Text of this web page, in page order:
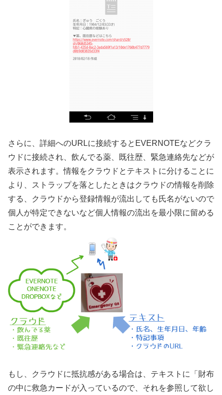
さらに、詳細へのURLに接続するとEVERNOTEなどクラ
ウドに接続され、飲んでる薬、既往歴、緊急連絡先などが
表示されます。情報をクラウドとテキストに分けることに
より、ストラップを落としたときはクラウドの情報を削除
する、クラウドから登録情報が流出しても氏名がないので
個人が特定できないなど個人情報の流出を最小限に留める
ことができます。
もし、クラウドに抵抗感がある場合は、テキストに「財布
の中に救急カードが入っているので、それを参照して欲し